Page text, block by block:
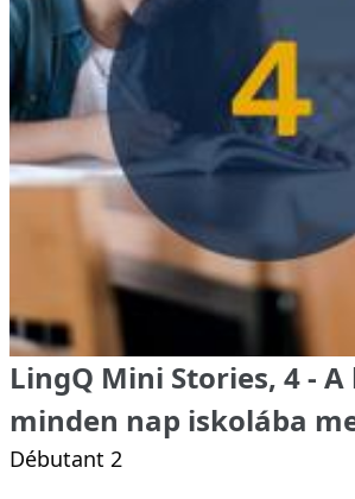
LingQ Mini Stories, 4 -
minden nap iskolába
Débutant 2